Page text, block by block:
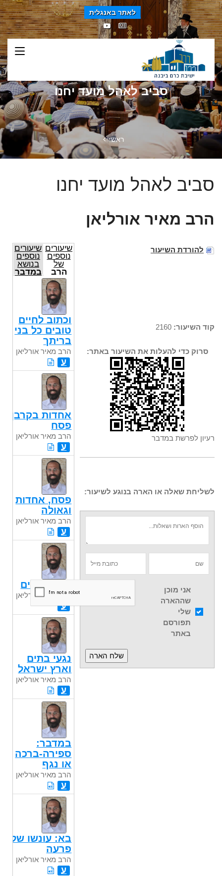
לאתר באנגלית
סביב לאהל מועד יחנו
ראשי
סביב לאהל מועד יחנו
הרב מאיר אורליאן
להורדת השיעור
קוד השיעור:
סרוק כדי להעלות את השיעור באתר:
רעיון לפרשת במדבר
לשליחת שאלה או הארה בנוגע לשיעור:
אני מוכן
שההארה
שלי
תפורסם
באתר
שיעורים
נוספים
של
הרב
מאיר
אורליאן
שיעורים
נוספים
בנושא
במדבר
וכתוב לחיים
טובים כל בני
בריתך
הרב מאיר אורליאן
ע
אחדות בקרבן
פסח
הרב מאיר אורליאן
ע
פסח, אחדות
וגאולה
הרב מאיר אורליאן
ע
יראת שמים
הרב מאיר אורליאן
ע
נגעי בתים
וארץ ישראל
הרב מאיר אורליאן
ע
במדבר:
ספירה-ברכה
או נגף
הרב מאיר אורליאן
ע
בא: עונשו של
פרעה
הרב מאיר אורליאן
ע